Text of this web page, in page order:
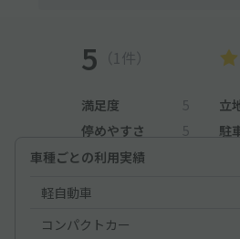
5 （1件）
満足度 5 立
停めやすさ
5 駐
車種ごとの利用実績
軽自動車
コンパクトカー